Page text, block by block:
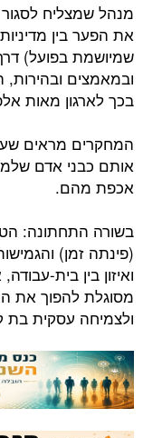
את הפער בין
שמיושמת בפועל)
ובמאמצים
בכך לארגון מאות
המחקרים מראים
אכפת מהם.
בשורה התחתונה:
(פינתה זמן)
ואיזון בין בית-
מסוגלת להפוך את
ולצמיחה עסקית בת